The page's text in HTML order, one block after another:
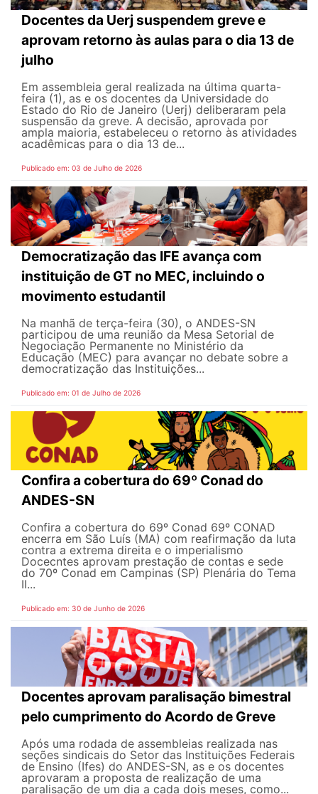
Docentes da Uerj suspendem greve e
aprovam retorno às aulas para o dia 13 de
julho
Em assembleia geral realizada na última quarta-
feira (1), as e os docentes da Universidade do
Estado do Rio de Janeiro (Uerj) deliberaram pela
suspensão da greve. A decisão, aprovada por
ampla maioria, estabeleceu o retorno às atividades
acadêmicas para o dia 13 de...
Publicado em: 03 de Julho de 2026
Democratização das IFE avança com
instituição de GT no MEC, incluindo o
movimento estudantil
Na manhã de terça-feira (30), o ANDES-SN
participou de uma reunião da Mesa Setorial de
Negociação Permanente no Ministério da
Educação (MEC) para avançar no debate sobre a
democratização das Instituições...
Publicado em: 01 de Julho de 2026
Confira a cobertura do 69º Conad do
ANDES-SN
Confira a cobertura do 69º Conad 69º CONAD
encerra em São Luís (MA) com reafirmação da luta
contra a extrema direita e o imperialismo
Docecntes aprovam prestação de contas e sede
do 70º Conad em Campinas (SP) Plenária do Tema
II...
Publicado em: 30 de Junho de 2026
Docentes aprovam paralisação bimestral
pelo cumprimento do Acordo de Greve
Após uma rodada de assembleias realizada nas
seções sindicais do Setor das Instituições Federais
de Ensino (Ifes) do ANDES-SN, as e os docentes
aprovaram a proposta de realização de uma
paralisação de um dia a cada dois meses, como...